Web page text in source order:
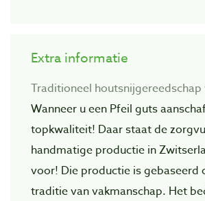
Extra informatie
Traditioneel houtsnijgereedschap
Wanneer u een Pfeil guts
topkwaliteit! Daar staat de
handmatige productie in
voor! Die productie is gebaseerd
traditie van vakmanschap. Het